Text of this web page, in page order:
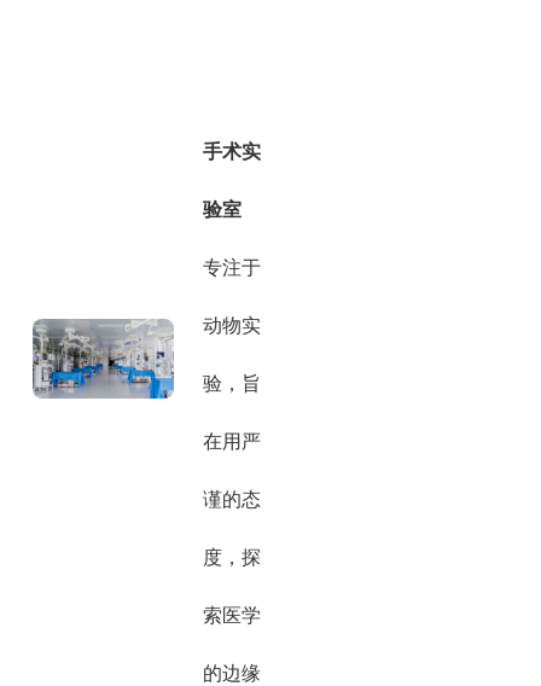
手术实
验室
专注于
动物实
验，旨
在用严
谨的态
度，探
索医学
的边缘